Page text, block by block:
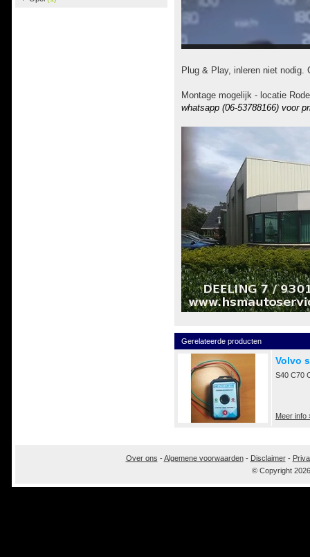
Plug & Play, inleren niet nodig.
Montage mogelijk - locatie
whatsapp (06-53788166) voor
Gerelateerde producten
Volvo
S40 C70
Meer info
Over ons -Algemene voorwaarden- Disclaimer-
© Copyright